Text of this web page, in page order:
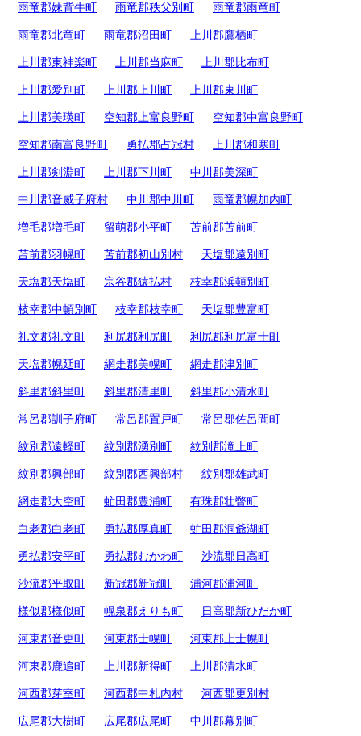
雨竜郡妹背牛町 雨竜郡秩父別町 雨竜郡雨竜町
雨竜郡北竜町 雨竜郡沼田町 上川郡鷹栖町
上川郡東神楽町 上川郡当麻町 上川郡比布町
上川郡愛別町 上川郡上川町 上川郡東川町
上川郡美瑛町 空知郡上富良野町 空知郡中富良野町
空知郡南富良野町 勇払郡占冠村 上川郡和寒町
上川郡剣淵町 上川郡下川町 中川郡美深町
中川郡音威子府村 中川郡中川町 雨竜郡幌加内町
増毛郡増毛町 留萌郡小平町 苫前郡苫前町
苫前郡羽幌町 苫前郡初山別村 天塩郡遠別町
天塩郡天塩町 宗谷郡猿払村 枝幸郡浜頓別町
枝幸郡中頓別町 枝幸郡枝幸町 天塩郡豊富町
礼文郡礼文町 利尻郡利尻町 利尻郡利尻富士町
天塩郡幌延町 網走郡美幌町 網走郡津別町
斜里郡斜里町 斜里郡清里町 斜里郡小清水町
常呂郡訓子府町 常呂郡置戸町 常呂郡佐呂間町
紋別郡遠軽町 紋別郡湧別町 紋別郡滝上町
紋別郡興部町 紋別郡西興部村 紋別郡雄武町
網走郡大空町 虻田郡豊浦町 有珠郡壮瞥町
白老郡白老町 勇払郡厚真町 虻田郡洞爺湖町
勇払郡安平町 勇払郡むかわ町 沙流郡日高町
沙流郡平取町 新冠郡新冠町 浦河郡浦河町
様似郡様似町 幌泉郡えりも町 日高郡新ひだか町
河東郡音更町 河東郡士幌町 河東郡上士幌町
河東郡鹿追町 上川郡新得町 上川郡清水町
河西郡芽室町 河西郡中札内村 河西郡更別村
広尾郡大樹町 広尾郡広尾町 中川郡幕別町